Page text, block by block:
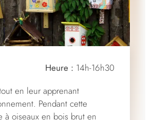
Heure : 14h-16h30
en leur apprenant
Pendant cette
à oiseaux en bois brut en